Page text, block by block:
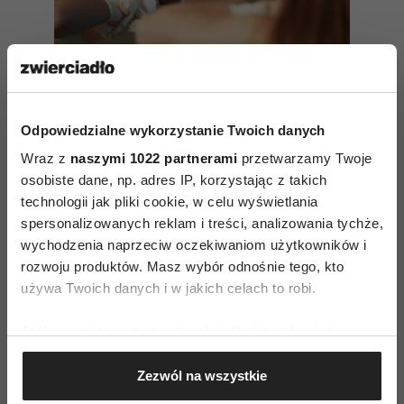
Odpowiedzialne wykorzystanie Twoich danych
Wraz z naszymi 1022 partnerami przetwarzamy Twoje
osobiste dane, np. adres IP, korzystając z takich
technologii jak pliki cookie, w celu wyświetlania
spersonalizowanych reklam i treści, analizowania tychże,
wychodzenia naprzeciw oczekiwaniom użytkowników i
rozwoju produktów. Masz wybór odnośnie tego, kto
używa Twoich danych i w jakich celach to robi.
Gromadzić dane dotyczące Twojej lokalizacji
geograficznej z dokładnością nawet do kilku metrów
Identyfikować Twoje urządzenie, aktywnie
Zezwól na wszystkie
10 zdań, które silne psychicznie
osoby wypowiadają każdego dnia
– zdradza autorka jednego
z najpopularniejszych wykładów
w historii TEDx
4. Co powiedziałaby mi teraz
bliska osoba?